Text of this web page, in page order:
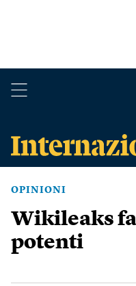
OPINIONI
Wikileaks
potenti